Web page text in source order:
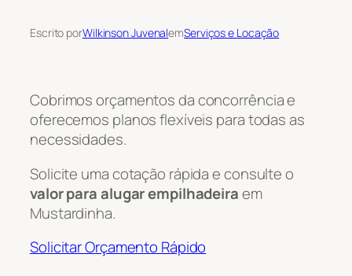
Escrito porWilkinson JuvenalemServiços e Locação
Cobrimos orçamentos da concorrência e
oferecemos planos flexíveis para todas as
necessidades.
Solicite uma cotação rápida e consulte o
valor para alugar empilhadeiraem
Mustardinha.
Solicitar Orçamento Rápido